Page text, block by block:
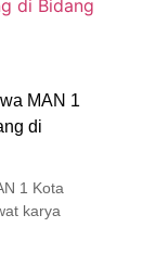
MAN 1
di
1 Kota
karya